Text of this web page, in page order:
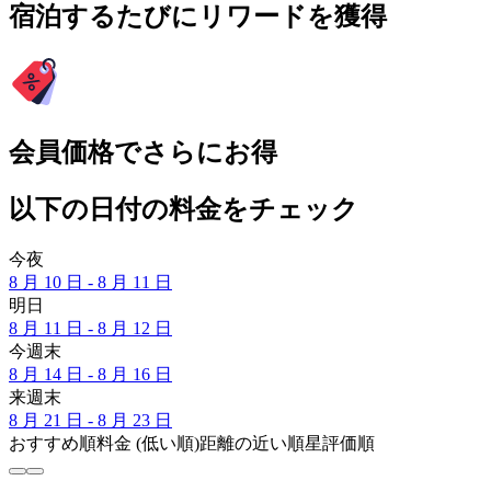
宿泊するたびにリワードを獲得
会員価格でさらにお得
以下の日付の料金をチェック
今夜
8 月 10 日 - 8 月 11 日
明日
8 月 11 日 - 8 月 12 日
今週末
8 月 14 日 - 8 月 16 日
来週末
8 月 21 日 - 8 月 23 日
おすすめ順料金 (低い順)距離の近い順星評価順